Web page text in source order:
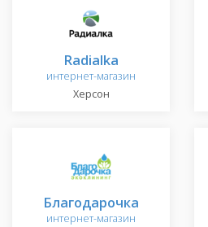
Radialka
интернет-магазин
Херсон
Благодарочка
интернет-магазин